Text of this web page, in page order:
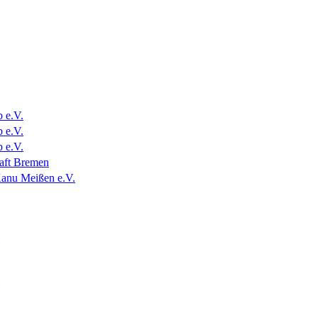
e.V.
e.V.
e.V.
Bremen
Meißen e.V.